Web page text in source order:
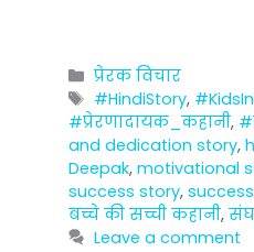
Categories
प्रेरक विचार
Tags
#HindiStory,
#प्रेरणादायक_कहानी,
and dedication story,
Deepak, motivational
success story,
बच्चे की सच्ची कहानी,
Leave a comment